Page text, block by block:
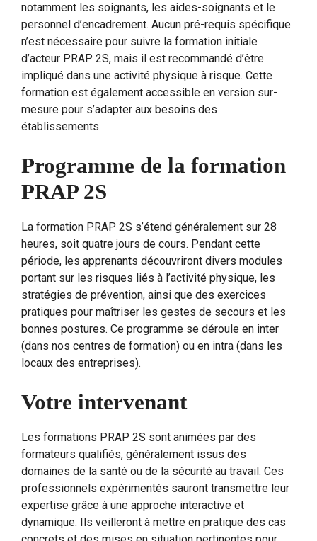
notamment les soignants, les aides-soignants et le
personnel d’encadrement. Aucun pré-requis spécifique
n’est nécessaire pour suivre la formation initiale
d’acteur PRAP 2S, mais il est recommandé d’être
impliqué dans une activité physique à risque. Cette
formation est également accessible en version sur-
mesure pour s’adapter aux besoins des
établissements.
Programme de la formation
PRAP 2S
La formation PRAP 2S s’étend généralement sur 28
heures, soit quatre jours de cours. Pendant cette
période, les apprenants découvriront divers modules
portant sur les risques liés à l’activité physique, les
stratégies de prévention, ainsi que des exercices
pratiques pour maîtriser les gestes de secours et les
bonnes postures. Ce programme se déroule en inter
(dans nos centres de formation) ou en intra (dans les
locaux des entreprises).
Votre intervenant
Les formations PRAP 2S sont animées par des
formateurs qualifiés, généralement issus des
domaines de la santé ou de la sécurité au travail. Ces
professionnels expérimentés sauront transmettre leur
expertise grâce à une approche interactive et
dynamique. Ils veilleront à mettre en pratique des cas